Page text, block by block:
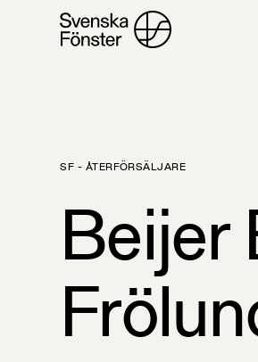
SF - ÅTERFÖRSÄLJARE
Beijer